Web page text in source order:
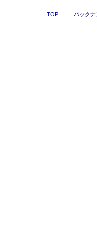
TOP バックナ